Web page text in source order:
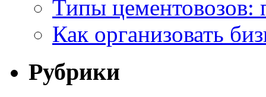
Типы цементовозов:
Как организовать
Рубрики